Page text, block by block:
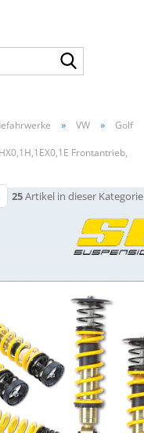
» VW » Golf
Frontantrieb,
25Artikel in dieser Kategorie